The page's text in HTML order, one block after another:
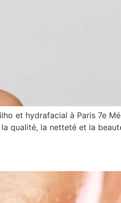
et hydrafacial à Paris 7e
qualité, la netteté et la